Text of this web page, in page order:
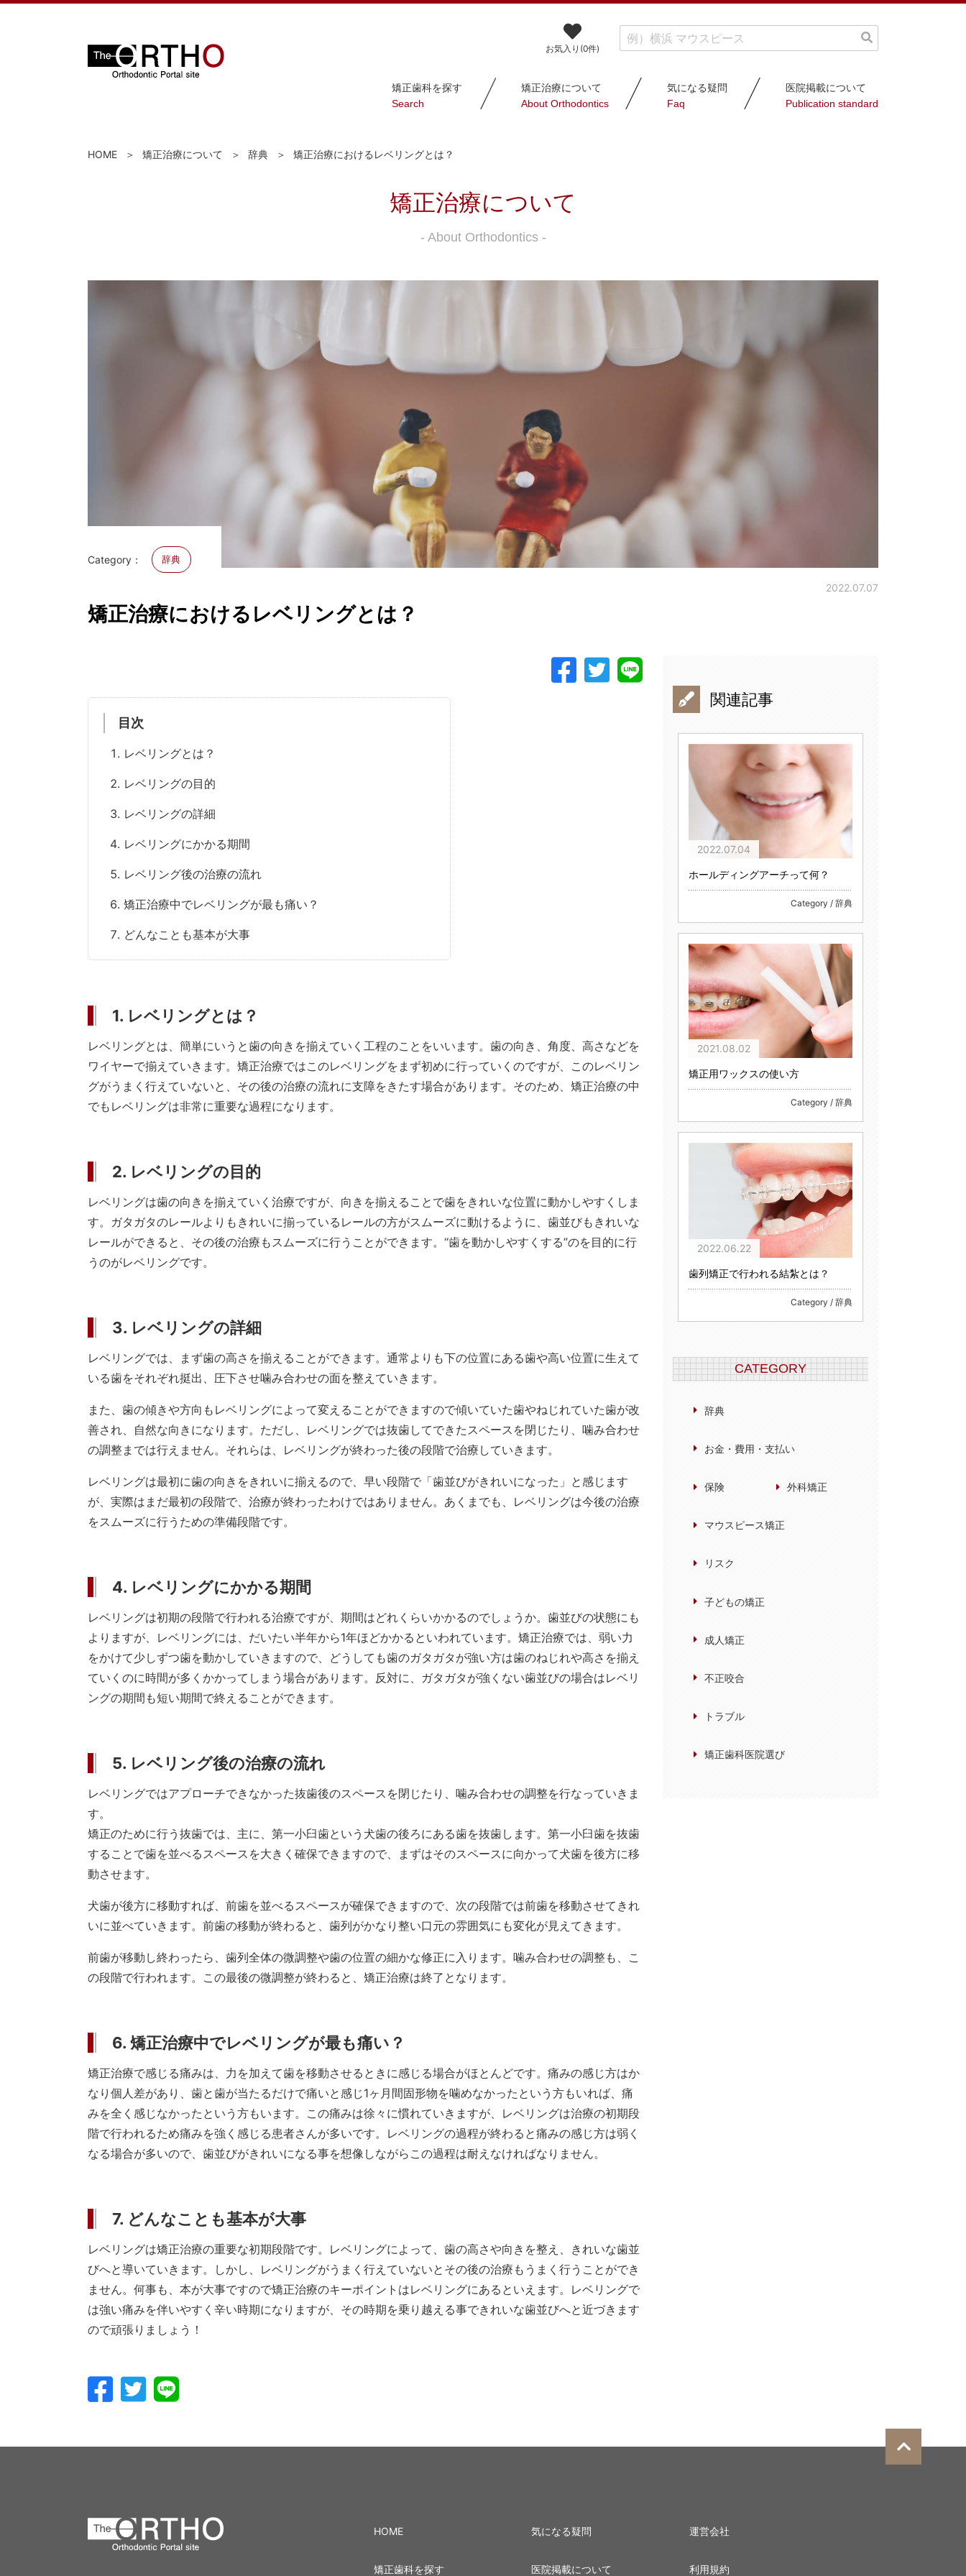
お気入り(0件)
矯正歯科を探す
Search
矯正治療について
About Orthodontics
気になる疑問
Faq
医院掲載について
Publication standard
HOME 矯正治療について 辞典 矯正治療におけるレベリングとは？
矯正治療について
- About Orthodontics -
Category： 辞典
2022.07.07
矯正治療におけるレベリングとは？
目次
レベリングとは？
レベリングの目的
レベリングの詳細
レベリングにかかる期間
レベリング後の治療の流れ
矯正治療中でレベリングが最も痛い？
どんなことも基本が大事
1. レベリングとは？
レベリングとは、簡単にいうと歯の向きを揃えていく工程のことをいいます。歯の向き、角度、高さなどを
ワイヤーで揃えていきます。矯正治療ではこのレベリングをまず初めに行っていくのですが、このレベリン
グがうまく行えていないと、その後の治療の流れに支障をきたす場合があります。そのため、矯正治療の中
でもレベリングは非常に重要な過程になります。
2. レベリングの目的
レベリングは歯の向きを揃えていく治療ですが、向きを揃えることで歯をきれいな位置に動かしやすくしま
す。ガタガタのレールよりもきれいに揃っているレールの方がスムーズに動けるように、歯並びもきれいな
レールができると、その後の治療もスムーズに行うことができます。“歯を動かしやすくする”のを目的に行
うのがレベリングです。
3. レベリングの詳細
レベリングでは、まず歯の高さを揃えることができます。通常よりも下の位置にある歯や高い位置に生えて
いる歯をそれぞれ挺出、圧下させ噛み合わせの面を整えていきます。
また、歯の傾きや方向もレベリングによって変えることができますので傾いていた歯やねじれていた歯が改
善され、自然な向きになります。ただし、レベリングでは抜歯してできたスペースを閉じたり、噛み合わせ
の調整までは行えません。それらは、レベリングが終わった後の段階で治療していきます。
レベリングは最初に歯の向きをきれいに揃えるので、早い段階で「歯並びがきれいになった」と感じます
が、実際はまだ最初の段階で、治療が終わったわけではありません。あくまでも、レベリングは今後の治療
をスムーズに行うための準備段階です。
4. レベリングにかかる期間
レベリングは初期の段階で行われる治療ですが、期間はどれくらいかかるのでしょうか。歯並びの状態にも
よりますが、レベリングには、だいたい半年から1年ほどかかるといわれています。矯正治療では、弱い力
をかけて少しずつ歯を動かしていきますので、どうしても歯のガタガタが強い方は歯のねじれや高さを揃え
ていくのに時間が多くかかってしまう場合があります。反対に、ガタガタが強くない歯並びの場合はレベリ
ングの期間も短い期間で終えることができます。
5. レベリング後の治療の流れ
レベリングではアプローチできなかった抜歯後のスペースを閉じたり、噛み合わせの調整を行なっていきま
す。
矯正のために行う抜歯では、主に、第一小臼歯という犬歯の後ろにある歯を抜歯します。第一小臼歯を抜歯
することで歯を並べるスペースを大きく確保できますので、まずはそのスペースに向かって犬歯を後方に移
動させます。
犬歯が後方に移動すれば、前歯を並べるスペースが確保できますので、次の段階では前歯を移動させてきれ
いに並べていきます。前歯の移動が終わると、歯列がかなり整い口元の雰囲気にも変化が見えてきます。
前歯が移動し終わったら、歯列全体の微調整や歯の位置の細かな修正に入ります。噛み合わせの調整も、こ
の段階で行われます。この最後の微調整が終わると、矯正治療は終了となります。
6. 矯正治療中でレベリングが最も痛い？
矯正治療で感じる痛みは、力を加えて歯を移動させるときに感じる場合がほとんどです。痛みの感じ方はか
なり個人差があり、歯と歯が当たるだけで痛いと感じ1ヶ月間固形物を噛めなかったという方もいれば、痛
みを全く感じなかったという方もいます。この痛みは徐々に慣れていきますが、レベリングは治療の初期段
階で行われるため痛みを強く感じる患者さんが多いです。レベリングの過程が終わると痛みの感じ方は弱く
なる場合が多いので、歯並びがきれいになる事を想像しながらこの過程は耐えなければなりません。
7. どんなことも基本が大事
レベリングは矯正治療の重要な初期段階です。レベリングによって、歯の高さや向きを整え、きれいな歯並
びへと導いていきます。しかし、レベリングがうまく行えていないとその後の治療もうまく行うことができ
ません。何事も、本が大事ですので矯正治療のキーポイントはレベリングにあるといえます。レベリングで
は強い痛みを伴いやすく辛い時期になりますが、その時期を乗り越える事できれいな歯並びへと近づきます
ので頑張りましょう！
関連記事
2022.07.04
ホールディングアーチって何？
Category / 辞典
2021.08.02
矯正用ワックスの使い方
Category / 辞典
2022.06.22
歯列矯正で行われる結紮とは？
Category / 辞典
CATEGORY
辞典
お金・費用・支払い
保険 外科矯正
マウスピース矯正
リスク
子どもの矯正
成人矯正
不正咬合
トラブル
矯正歯科医院選び
HOME
矯正歯科を探す
気になる疑問
医院掲載について
運営会社
利用規約